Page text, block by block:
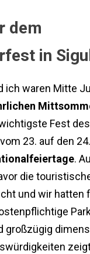
dem
in
ich waren Mitte
Fest
23. auf den
.
die
und wir hatten
großzügig